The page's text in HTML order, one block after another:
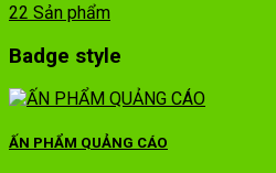
22 Sản phẩm
Badge style
ẤN PHẨM QUẢNG CÁO